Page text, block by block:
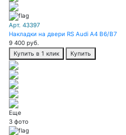
Арт. 43397
Накладки на двери RS Audi A4 B6/B7
9 400 руб.
Купить в 1 клик
Купить
Еще
3 фото